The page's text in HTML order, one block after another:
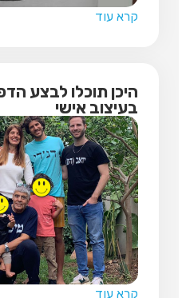
קרא עוד
היכן תוכלו לבצע
בעיצוב אישי
קרא עוד